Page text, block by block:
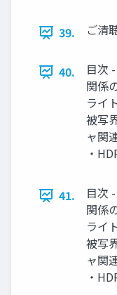
39. ご清
40.
目次
関係
ライ
被写
ャ関
・
41.
目次
関係
ライ
被写
ャ関
・